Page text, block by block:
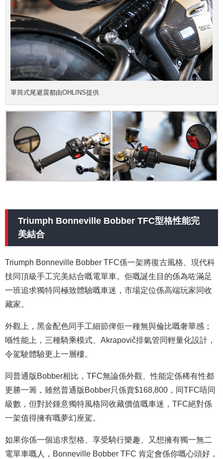
單筒式尾避震都由OHLINS提供
Triumph Bonneville Bobber TFC型格性能完
美結合
Triumph Bonneville Bobber TFC係一架將復古風格、現代科
技同頂級手工完美結合嘅電單車。佢嘅誕生目的係為咗滿足
一班追求獨特同極致體驗嘅車迷，市場定位係高端玩家同收
藏家。
外觀上，黑金配色同手工細節俾佢一種無與倫比嘅奢華感；
喺性能上，三種騎乘模式、Akrapovič排氣管同輕量化設計，
令駕駛體驗更上一層樓。
同普通版Bobber相比，TFC無論係外觀、性能定係稀有性都
更勝一籌，雖然普通版Bobber只係賣$168,800，同TFC唔同
級數，但對於鍾意獨特風格同收藏價值嘅車迷，TFC絕對係
一架值得擁有嘅夢幻座駕。
如果你係一個追求型格、享受騎行樂趣、又想擁有獨一無二
電單車嘅人，Bonneville Bobber TFC 肯定會係你嘅心頭好，